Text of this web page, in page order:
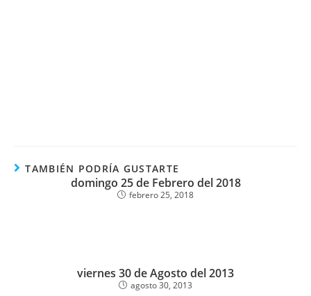
TAMBIÉN PODRÍA GUSTARTE
domingo 25 de Febrero del 2018
febrero 25, 2018
viernes 30 de Agosto del 2013
agosto 30, 2013